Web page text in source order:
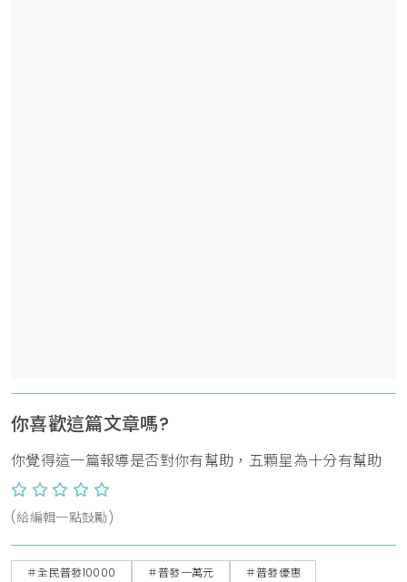
你喜歡這篇文章嗎?
你覺得這一篇報導是否對你有幫助，五顆星為十分有幫助
(給編輯一點鼓勵)
＃全民普發10000 ＃普發一萬元
＃普發優惠